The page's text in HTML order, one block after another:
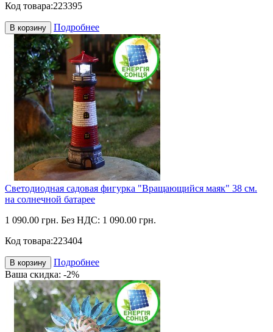
Код товара:223395
В корзину Подробнее
Светодиодная садовая фигурка "Вращающийся маяк" 38 см.
на солнечной батарее
1 090.00 грн. Без НДС: 1 090.00 грн.
Код товара:223404
В корзину
Подробнее
Ваша скидка: -2%